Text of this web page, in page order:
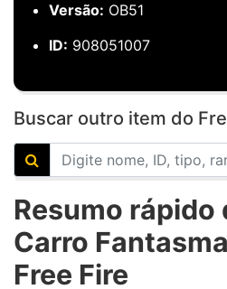
Versão: OB51
ID: 908051007
Buscar outro item do
Resumo rápido
Carro
Free Fire